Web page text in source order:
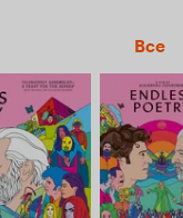
Все